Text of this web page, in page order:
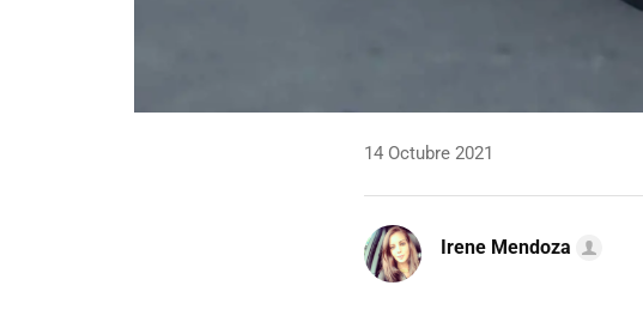
14 Octubre 2021
Irene Mendoza